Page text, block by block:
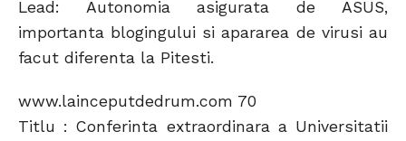
Lead: Autonomia asigurata de ASUS,
importanta blogingului si apararea de virusi au
facut diferenta la Pitesti.
www.lainceputdedrum.com 70
Titlu : Conferinta extraordinara a Universitatii